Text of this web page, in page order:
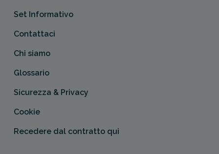
Set Informativo
Contattaci
Chi siamo
Glossario
Sicurezza & Privacy
Cookie
Recedere dal contratto qui